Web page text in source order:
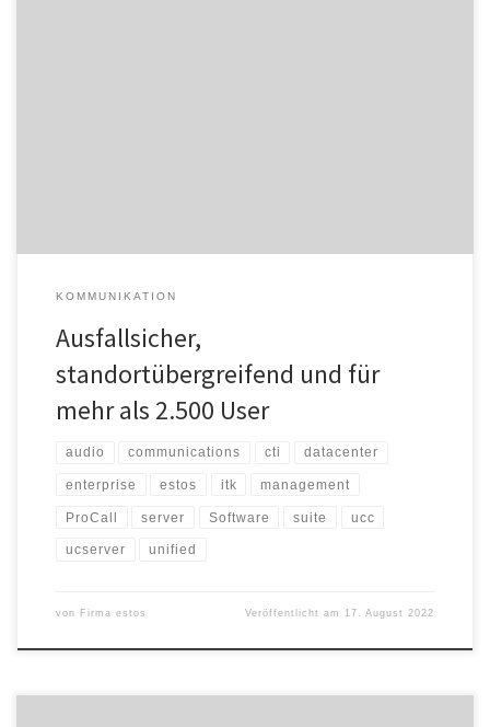
KOMMUNIKATION
Ausfallsicher,
standortübergreifend und für
mehr als 2.500 User
audio communications cti datacenter
enterprise estos itk management
ProCall server Software suite ucc
ucserver unified
von Firma estos Veröffentlicht am 17. August 2022